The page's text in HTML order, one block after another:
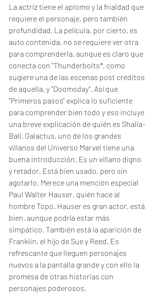
La actriz tiene el aplomo y la frialdad que
requiere el personaje, pero también
profundidad. La película, por cierto, es
auto contenida, no se requiere ver otra
para comprenderla, aunque es claro que
conecta con "Thunderbolts*, como
sugiere una de las escenas post créditos
de aquella, y "Doomsday". Así que
"Primeros pasos" explica lo suficiente
para comprender bien todo y eso incluye
una breve explicación de quién es Shalla-
Ball. Galactus, uno de los grandes
villanos del Universo Marvel tiene una
buena introducción. Es un villano digno
y retador. Está bien usado, pero sin
agotarlo. Merece una mención especial
Paul Walter Hauser, quién hace al
hombre Topo. Hauser es gran actor, está
bien, aunque podría estar más
simpático. También está la aparición de
Franklin, el hijo de Sue y Reed. Es
refrescante que lleguen personajes
nuevos a la pantalla grande y con ello la
promesa de otras historias con
personajes poderosos.